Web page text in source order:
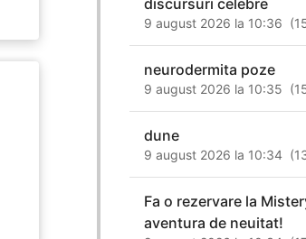
discursuri celebre
9 august 2026 la 10:36 (
neurodermita poze
9 august 2026 la 10:35 (
dune
9 august 2026 la 10:34 (
Fa o rezervare la
aventura de neuitat!